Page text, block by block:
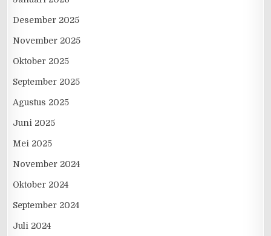
Desember 2025
November 2025
Oktober 2025
September 2025
Agustus 2025
Juni 2025
Mei 2025
November 2024
Oktober 2024
September 2024
Juli 2024